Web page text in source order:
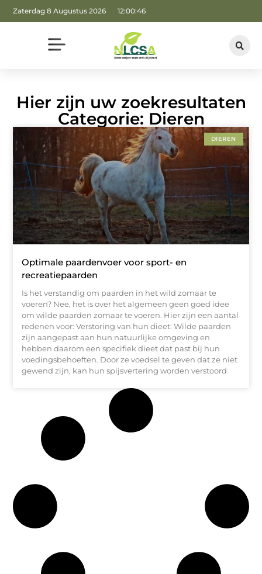
Zaterdag 8 Augustus 2026 12:00:46
Hier zijn uw zoekresultaten
Categorie: Dieren
DIEREN
Optimale paardenvoer voor sport- en
recreatiepaarden
Is het verstandig om paarden in het wild zomaar te
voeren? Nee, het is over het algemeen geen goed idee
om wilde paarden zomaar te voeren. Hier zijn een aantal
redenen voor: Verstoring van hun dieet: Wilde paarden
zijn aangepast aan hun natuurlijke omgeving en
hebben daarom een specifiek dieet dat past bij hun
voedingsbehoeften. Door ze voedsel te geven dat ze niet
gewend zijn, kan hun spijsvertering worden verstoord